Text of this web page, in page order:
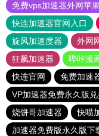
免费vps加速器外网苹
快连加速器官网入口
旋风加速度器
外网
狂飙加速器
哔咔漫
快连官网
免费加速
VP加速器免费永久版
烧饼哥加速器
快喵
加速器免费版永久版下